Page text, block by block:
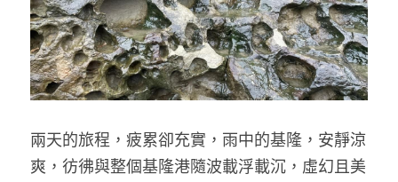
兩天的旅程，疲累卻充實，雨中的基隆，安靜涼
爽，彷彿與整個基隆港隨波載浮載沉，虛幻且美